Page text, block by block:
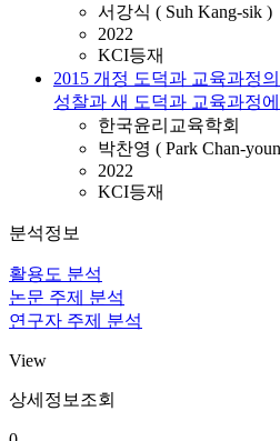
서강식 ( Suh Kang-sik )
2022
KCI등재
2015 개정 도덕과 교육과정
성찰과 새 도덕과 교육과정
한국윤리교육학회
박찬영 ( Park Chan-
2022
KCI등재
분석정보
활용도 분석
논문 주제 분석
연구자 주제 분석
View
상세정보조회